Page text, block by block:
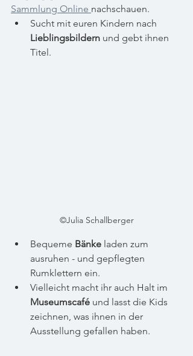
Sammlung Online nachschauen.
Sucht mit euren Kindern nach
Lieblingsbildern und gebt ihnen
Titel.
©Julia Schallberger
Bequeme Bänke laden zum
ausruhen - und gepflegten
Rumklettern ein.
Vielleicht macht ihr auch Halt im
Museumscafé und lasst die Kids
zeichnen, was ihnen in der
Ausstellung gefallen haben.